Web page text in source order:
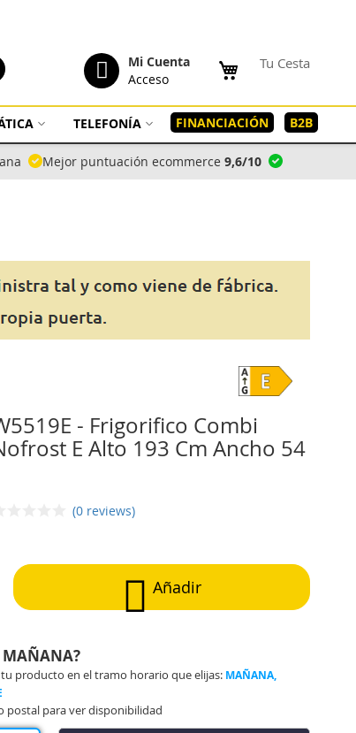
Tu Cesta
Mi Cuenta
Acceso
TELEFONÍA FINANCIACIÓN B2B
Mejor puntuación ecommerce 9,6/10
- Frigorifico Combi
E Alto 193 Cm Ancho 54
(0 reviews)
Añadir
MAÑANA?
producto en el tramo horario que elijas: MAÑANA,
postal para ver disponibilidad